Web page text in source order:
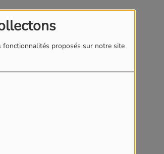
proposés sur notre site
au-delà
et le